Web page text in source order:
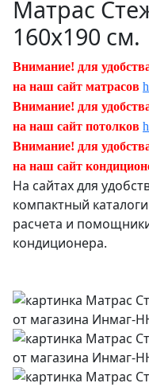
Матрас
160х190 см.
Внимание! для
на наш сайт матрасов
Внимание! для
на наш сайт потолков
Внимание! для
на наш сайт
На сайтах для
компактный
расчета и
кондиционера.